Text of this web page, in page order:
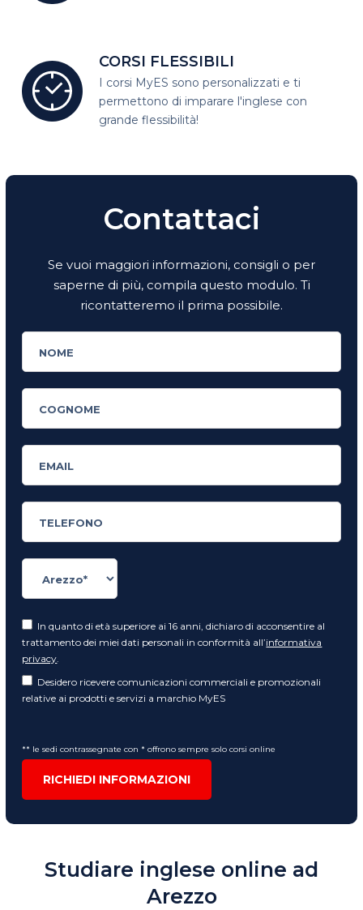
CORSI FLESSIBILI
I corsi MyES sono personalizzati eti
permettono di imparare l'inglese con
grande flessibilità!
Contattaci
Se vuoi maggiori informazioni, consigli o per
saperne di più, compila questo modulo. Ti
ricontatteremo il prima possibile.
In quanto di età superiore ai 16 anni, dichiaro di acconsentire al
trattamento dei miei dati personali in conformità all’informativa
privacy.
Desidero ricevere comunicazioni commerciali e promozionali
relative ai prodotti e servizi a marchio MyES
** le sedi contrassegnate con * offrono sempre solo corsi online
RICHIEDI INFORMAZIONI
Studiare inglese online ad
Arezzo